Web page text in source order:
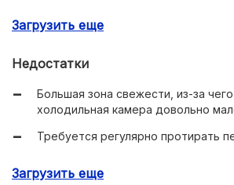
Загрузить еще
Недостатки
Большая зона свежести, из-за
холодильная камера довольно
Требуется регулярно протирать
используется тонкий, хрупкий
Загрузить еще